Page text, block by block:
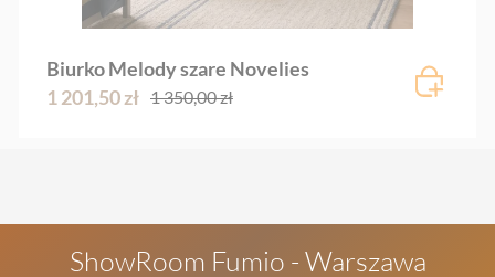
Biurko Melody szare Novelies
1 201,50 zł 1 350,00 zł
ShowRoom Fumio - Warszawa